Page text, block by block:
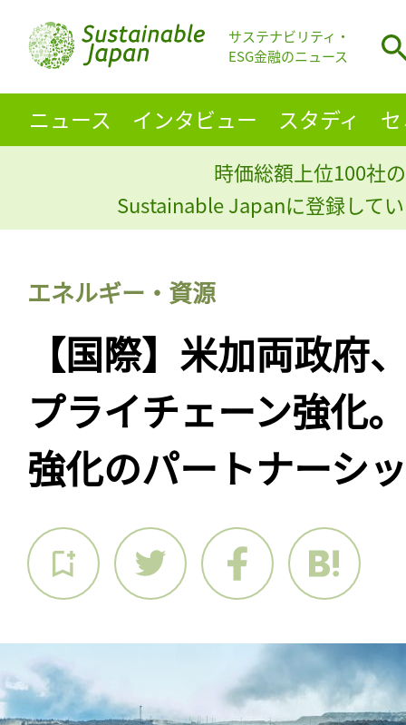
サステナビリティ・
ESG金融のニュース
ニュース インタビュー スタディ
時価総額上位100社
Sustainable Japanに登録して
エネルギー・資源
【国際】米加両政府
プライチェーン強化
強化のパートナーシ